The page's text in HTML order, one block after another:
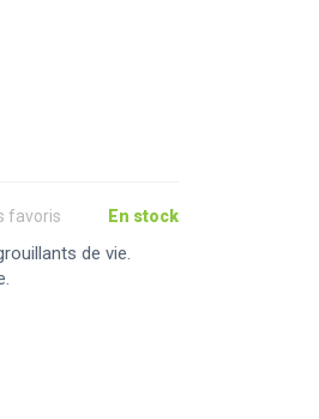
favoris En stock
de vie.